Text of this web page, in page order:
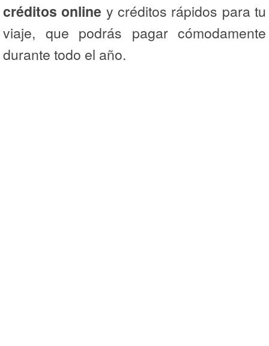
créditos online y créditos rápidos para tu
viaje, que podrás pagar cómodamente
durante todo el año.